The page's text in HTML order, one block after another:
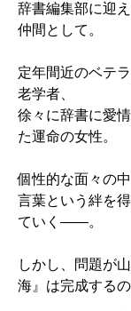
辞書編集部に迎
仲間として。
定年間近のベテ
老学者、
徐々に辞書に愛
た運命の女性。
個性的な面々の
言葉という絆を
ていく――。
しかし、問題が
海』は完成する